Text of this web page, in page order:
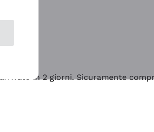
in 2 giorni. Sicuramente